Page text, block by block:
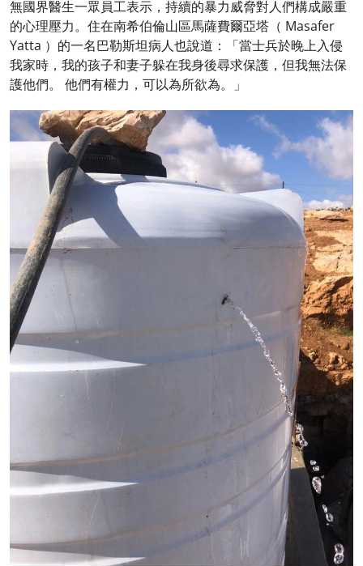
無國界醫生一眾員工表示，持續的暴力威脅對人們構成嚴重
的心理壓力。住在南希伯倫山區馬薩費爾亞塔（ Masafer
Yatta ）的一名巴勒斯坦病人也說道：「當士兵於晚上入侵
我家時，我的孩子和妻子躲在我身後尋求保護，但我無法保
護他們。 他們有權力，可以為所欲為。」